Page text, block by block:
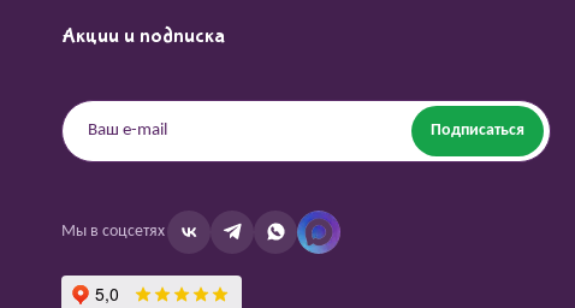
Акции и подписка
Подписаться
Мы в соцсетях